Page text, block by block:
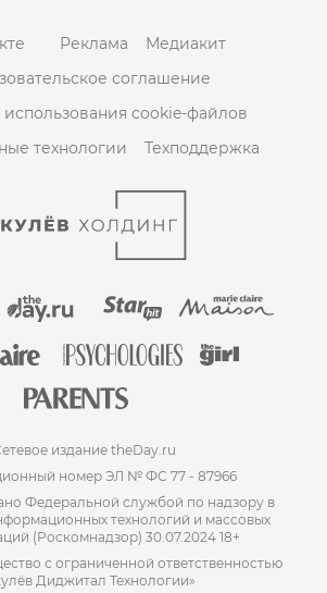
Реклама
Медиакит
соглашение
cookie-файлов
технологии
Техподдержка
издание theDay.ru
номер ЭЛ № ФС 77 - 87966
Федеральной службой по надзору в
технологий и массовых
(Роскомнадзор) 30.07.2024 18+
с ограниченной ответственностью
Диджитал Технологии»